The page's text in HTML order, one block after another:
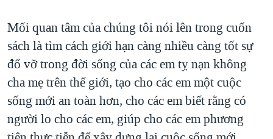
Mối quan tâm của chúng tôi nói lên trong cuốn
sách là tìm cách giới hạn càng nhiều càng tốt sự
đổ vỡ trong đời sống của các em tỵ nạn không
cha mẹ trên thế giới, tạo cho các em một cuộc
sống mới an toàn hơn, cho các em biết rằng có
người lo cho các em, giúp cho các em phương